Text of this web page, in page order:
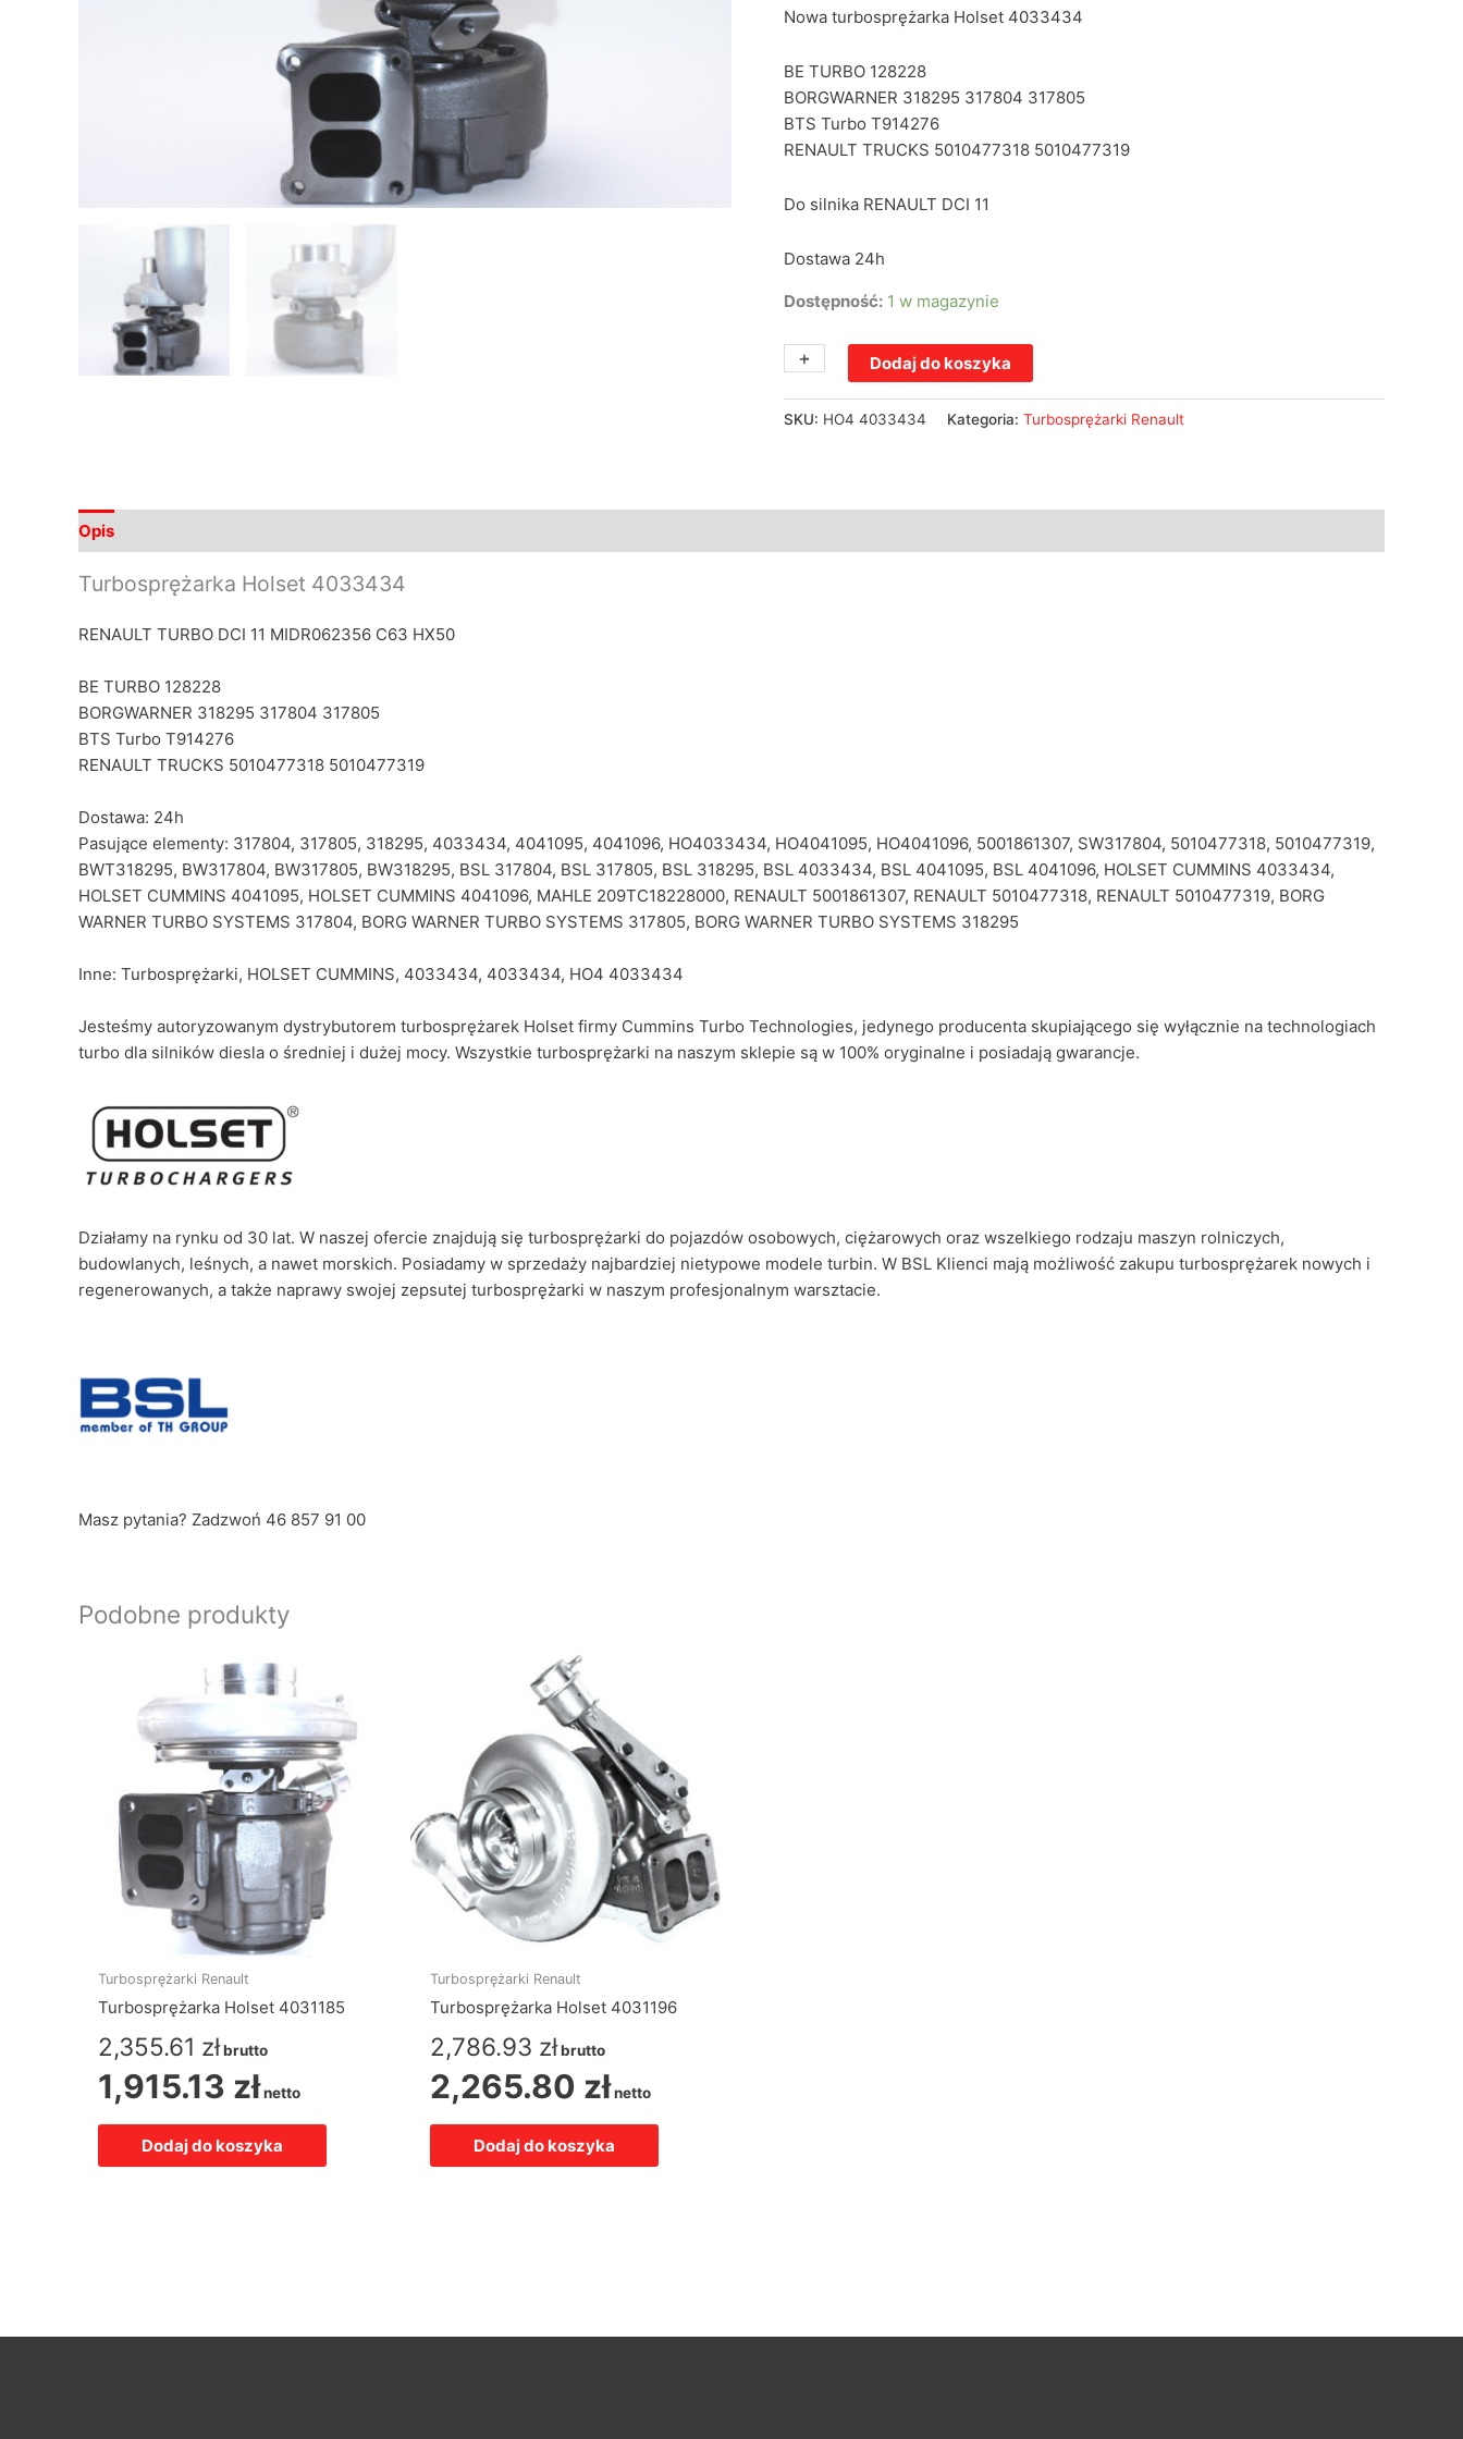
Nowa turbosprężarka Holset 4033434
BE TURBO 128228
BORGWARNER 318295 317804 317805
BTS Turbo T914276
RENAULT TRUCKS 5010477318 5010477319
Do silnika RENAULT DCI 11
Dostawa 24h
Dostępność: 1 w magazynie
-
+ Dodaj do koszyka
SKU: HO4 4033434 Kategoria: Turbosprężarki Renault
Opis
Turbosprężarka Holset 4033434
RENAULT TURBO DCI 11 MIDR062356 C63 HX50
BE TURBO 128228
BORGWARNER 318295 317804 317805
BTS Turbo T914276
RENAULT TRUCKS 5010477318 5010477319
Dostawa: 24h
Pasujące elementy: 317804, 317805, 318295, 4033434, 4041095, 4041096, HO4033434, HO4041095, HO4041096, 5001861307, SW317804, 5010477318, 5010477319,
BWT318295, BW317804, BW317805, BW318295, BSL 317804, BSL 317805, BSL 318295, BSL 4033434, BSL 4041095, BSL 4041096, HOLSET CUMMINS 4033434,
HOLSET CUMMINS 4041095, HOLSET CUMMINS 4041096, MAHLE 209TC18228000, RENAULT 5001861307, RENAULT 5010477318, RENAULT 5010477319, BORG
WARNER TURBO SYSTEMS 317804, BORG WARNER TURBO SYSTEMS 317805, BORG WARNER TURBO SYSTEMS 318295
Inne: Turbosprężarki, HOLSET CUMMINS, 4033434, 4033434, HO4 4033434
Jesteśmy autoryzowanym dystrybutorem turbosprężarek Holset firmy Cummins Turbo Technologies, jedynego producenta skupiającego się wyłącznie na technologiach
turbo dla silników diesla o średniej i dużej mocy. Wszystkie turbosprężarki na naszym sklepie są w 100% oryginalne i posiadają gwarancje.
Działamy na rynku od 30 lat. W naszej ofercie znajdują się turbosprężarki do pojazdów osobowych, ciężarowych oraz wszelkiego rodzaju maszyn rolniczych,
budowlanych, leśnych, a nawet morskich. Posiadamy w sprzedaży najbardziej nietypowe modele turbin. W BSL Klienci mają możliwość zakupu turbosprężarek nowych i
regenerowanych, a także naprawy swojej zepsutej turbosprężarki w naszym profesjonalnym warsztacie.
Masz pytania? Zadzwoń 46 857 91 00
Podobne produkty
Turbosprężarki Renault
Turbosprężarka Holset 4031185
2,355.61 złbrutto
1,915.13 złnetto
Dodaj do koszyka
Turbosprężarki Renault
Turbosprężarka Holset 4031196
2,786.93 złbrutto
2,265.80 złnetto
Dodaj do koszyka